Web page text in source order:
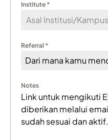
Institute *
Referral *
Notes
Link untuk mengikuti
diberikan melalui
sudah sesuai dan aktif.